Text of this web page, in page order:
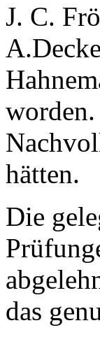
J. C.
hätten.
Die
das